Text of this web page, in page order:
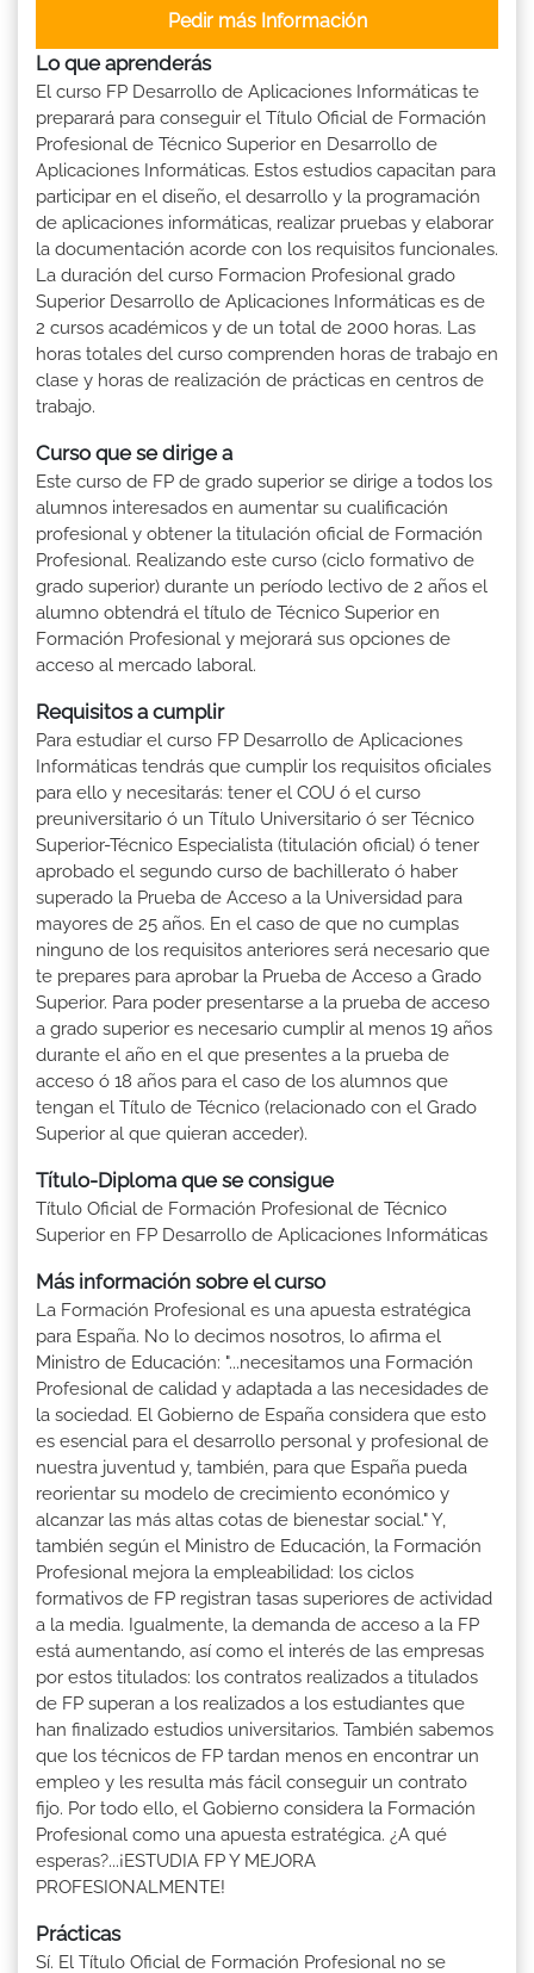
Pedir más Información
Lo que aprenderás
El curso FP Desarrollo de Aplicaciones Informáticas te
preparará para conseguir el Título Oficial de Formación
Profesional de Técnico Superior en Desarrollo de
Aplicaciones Informáticas. Estos estudios capacitan para
participar en el diseño, el desarrollo y la programación
de aplicaciones informáticas, realizar pruebas y elaborar
la documentación acorde con los requisitos funcionales.
La duración del curso Formacion Profesional grado
Superior Desarrollo de Aplicaciones Informáticas es de
2 cursos académicos y de un total de 2000 horas. Las
horas totales del curso comprenden horas de trabajo en
clase y horas de realización de prácticas en centros de
trabajo.
Curso que se dirige a
Este curso de FP de grado superior se dirige a todos los
alumnos interesados en aumentar su cualificación
profesional y obtener la titulación oficial de Formación
Profesional. Realizando este curso (ciclo formativo de
grado superior) durante un período lectivo de 2 años el
alumno obtendrá el título de Técnico Superior en
Formación Profesional y mejorará sus opciones de
acceso al mercado laboral.
Requisitos a cumplir
Para estudiar el curso FP Desarrollo de Aplicaciones
Informáticas tendrás que cumplir los requisitos oficiales
para ello y necesitarás: tener el COU ó el curso
preuniversitario ó un Título Universitario ó ser Técnico
Superior-Técnico Especialista (titulación oficial) ó tener
aprobado el segundo curso de bachillerato ó haber
superado la Prueba de Acceso a la Universidad para
mayores de 25 años. En el caso de que no cumplas
ninguno de los requisitos anteriores será necesario que
te prepares para aprobar la Prueba de Acceso a Grado
Superior. Para poder presentarse a la prueba de acceso
a grado superior es necesario cumplir al menos 19 años
durante el año en el que presentes a la prueba de
acceso ó 18 años para el caso de los alumnos que
tengan el Título de Técnico (relacionado con el Grado
Superior al que quieran acceder).
Título-Diploma que se consigue
Título Oficial de Formación Profesional de Técnico
Superior en FP Desarrollo de Aplicaciones Informáticas
Más información sobre el curso
La Formación Profesional es una apuesta estratégica
para España. No lo decimos nosotros, lo afirma el
Ministro de Educación: "...necesitamos una Formación
Profesional de calidad y adaptada a las necesidades de
la sociedad. El Gobierno de España considera que esto
es esencial para el desarrollo personal y profesional de
nuestra juventud y, también, para que España pueda
reorientar su modelo de crecimiento económico y
alcanzar las más altas cotas de bienestar social." Y,
también según el Ministro de Educación, la Formación
Profesional mejora la empleabilidad: los ciclos
formativos de FP registran tasas superiores de actividad
a la media. Igualmente, la demanda de acceso a la FP
está aumentando, así como el interés de las empresas
por estos titulados: los contratos realizados a titulados
de FP superan a los realizados a los estudiantes que
han finalizado estudios universitarios. También sabemos
que los técnicos de FP tardan menos en encontrar un
empleo y les resulta más fácil conseguir un contrato
fijo. Por todo ello, el Gobierno considera la Formación
Profesional como una apuesta estratégica. ¿A qué
esperas?...¡ESTUDIA FP Y MEJORA
PROFESIONALMENTE!
Prácticas
Sí. El Título Oficial de Formación Profesional no se